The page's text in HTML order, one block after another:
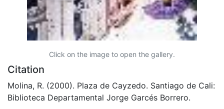
Click on the image to open the gallery.
Citation
Molina, R. (2000). Plaza de Cayzedo. Santiago de Cali:
Biblioteca Departamental Jorge Garcés Borrero.